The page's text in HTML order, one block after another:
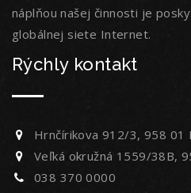
náplňou našej činnosti je
globálnej siete Internet.
Rýchly kontakt
Hrnčírikova 912/3, 958 01
Veľká okružná 1559/38B,
038 370 0000